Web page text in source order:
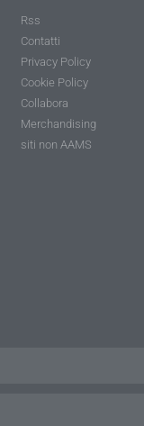
Rss
Contatti
Privacy Policy
Cookie Policy
Collabora
Merchandising
siti non AAMS